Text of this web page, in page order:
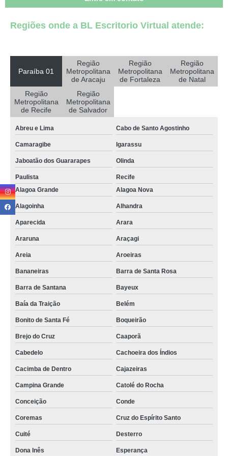
onde fazer certificado digital serasa Aroeiras
onde fazer certificado digital serasa Imaculada
certificado digital serasa Pirpirituba
certificado mei localizar Olinda
onde fazer certificados digitais Brejo do Cruz
onde fazer certificado digital a1 Marcação
certificado a1 e a3 localizar Mari
certificados digitais Cacimba de Dentro
certificados digitais localizar Esperança
certificado digital receita federal localizar Monteiro
onde fazer certificado digital cnpj Cacimba de Dentro
onde faz certificado digital receita federal Umbuzeiro
certificado digital para mei localizar Catolé do Rocha
certificado digital receita federal fazer Itaporanga
certificado digital pessoa fisica Aracaju
certificado digital a3 localizar Barra de Santa Rosa
onde fazer certificado digital cnpj São Bento
onde faz certificado digital receita federal Jacaraú
certificado digital receita federal localizar Barra de Santa Rosa
onde fazer certificado digital correios Alagoinha
onde faz certificado serasa São Cristóvão
onde fazer certificado digital receita federal Água Branca
certificado digital a3 fazer Juripiranga
onde faz certificados digitais Alhandra
Regiões onde a BL Escritorio Virtual atende:
Paraíba 01
Região
Metropolitana
de Aracaju
Região
Metropolitana
de Fortaleza
Região
Metropolitana
de Natal
Região
Metropolitana
de Recife
Região
Metropolitana
de Salvador
Abreu e Lima Cabo de Santo Agostinho
Camaragibe Igarassu
Jaboatão dos Guararapes Olinda
Paulista
Recife
Alagoa Grande
Alagoa Nova
Alagoinha Alhandra
Aparecida Arara
Araruna Araçagi
Areia Aroeiras
Bananeiras Barra de Santa Rosa
Barra de Santana Bayeux
Baía da Traição Belém
Bonito de Santa Fé Boqueirão
Brejo do Cruz Caaporã
Cabedelo Cachoeira dos Índios
Cacimba de Dentro Cajazeiras
Campina Grande Catolé do Rocha
Conceição Conde
Coremas Cruz do Espírito Santo
Cuité Desterro
Dona Inês Esperança